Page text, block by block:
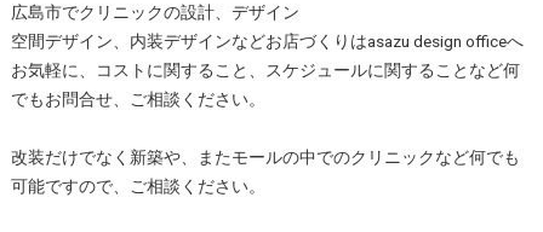
広島市でクリニックの設計、デザイン
空間デザイン、内装デザインなどお店づくりはasazu design officeへ
お気軽に、コストに関すること、スケジュールに関することなど何
でもお問合せ、ご相談ください。
改装だけでなく新築や、またモールの中でのクリニックなど何でも
可能ですので、ご相談ください。